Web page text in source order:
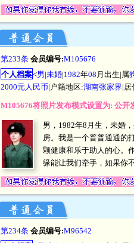
第233条 会员编号:M105676
个人档案<男|未婚|1982年08 月出生|属
2000元人民币|户籍地区:湖南张家界|居
M105676将照片发布模式设置为: 公开
男，1982年8月生，未婚
房。我是一个普普通通的
颗健康和乐于助人的心。
缘能让我们牵手，如果你
第234条 会员编号:M96542